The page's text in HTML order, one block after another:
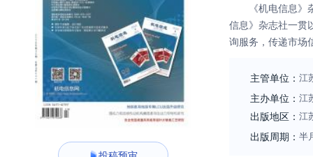
《机电信息
信息》杂志社一贯
询服务，传递市场
主管单位： 江
主办单位： 江
出版地区： 江
出版周期： 半